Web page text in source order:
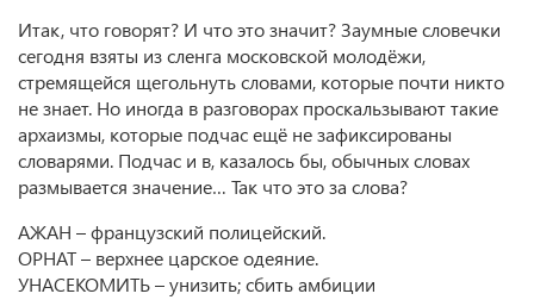
Итак, что говорят? И что это значит? Заумные словечки
сегодня взяты из сленга московской молодёжи,
стремящейся щегольнуть словами, которые почти никто
не знает. Но иногда в разговорах проскальзывают такие
архаизмы, которые подчас ещё не зафиксированы
словарями. Подчас и в, казалось бы, обычных словах
размывается значение… Так что это за слова?
АЖАН – французский полицейский.
ОРНАТ – верхнее царское одеяние.
УНАСЕКОМИТЬ – унизить; сбить амбиции